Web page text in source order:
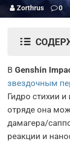
Zorthrus 0
В Genshin
звездочным
Гидро стихии
отряде она
дамагера/
реакции и